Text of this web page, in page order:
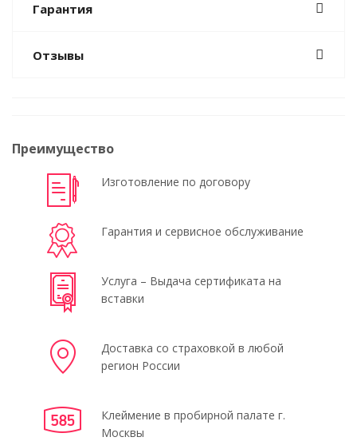
Гарантия
Отзывы
Преимущество
Изготовление по договору
Гарантия и сервисное обслуживание
Услуга – Выдача сертификата на
вставки
Доставка со страховкой в любой
регион России
Клеймение в пробирной палате г.
Москвы